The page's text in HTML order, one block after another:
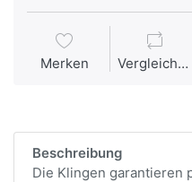
Merken Vergleichen
Beschreibung
Die Klingen garantieren